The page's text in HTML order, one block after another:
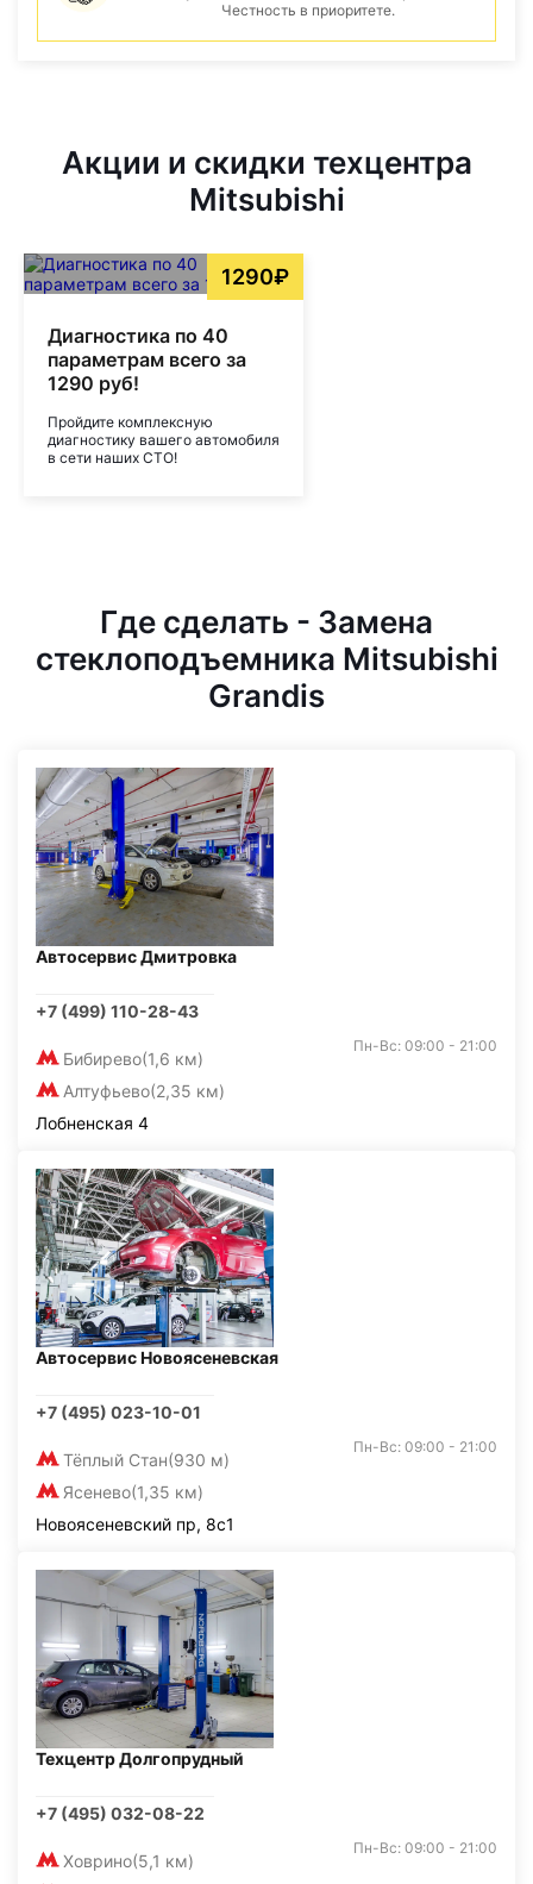
Честность в приоритете.
Акции и скидки техцентра
Mitsubishi
1290₽
Диагностика по 40
параметрам всего за
1290 руб!
Пройдите комплексную
диагностику вашего автомобиля
в сети наших СТО!
Где сделать - Замена
стеклоподъемника Mitsubishi
Grandis
Автосервис Дмитровка
+7 (499) 110-28-43
Бибирево(1,6 км)
Алтуфьево(2,35 км)
Пн-Вс: 09:00 - 21:00
Лобненская 4
Автосервис Новоясеневская
+7 (495) 023-10-01
Тёплый Стан(930 м)
Ясенево(1,35 км)
Пн-Вс: 09:00 - 21:00
Новоясеневский пр, 8с1
Техцентр Долгопрудный
+7 (495) 032-08-22
Ховрино(5,1 км)
Пн-Вс: 09:00 - 21:00